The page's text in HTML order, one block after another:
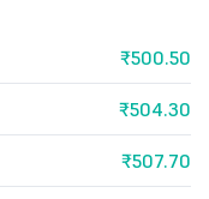
₹500.50
₹504.30
₹507.70